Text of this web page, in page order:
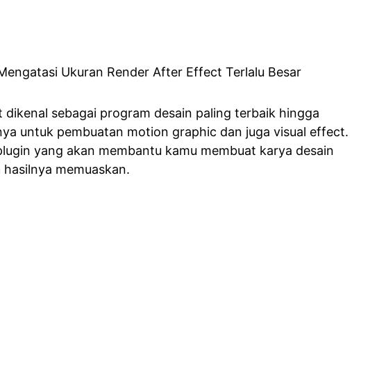
sebagai program desain paling terbaik hingga
untuk pembuatan motion graphic dan juga visual effect.
yang akan membantu kamu membuat karya desain
memuaskan.